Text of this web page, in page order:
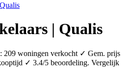
| Qualis
209 woningen verkocht ✓ Gem. prijs
✓ 3.4/5 beoordeling. Vergelijk